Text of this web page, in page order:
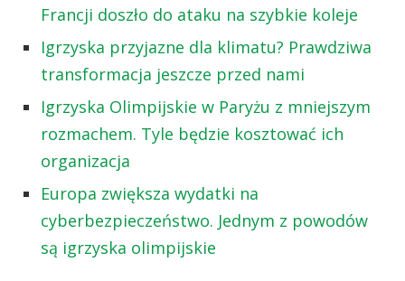
Francji doszło do ataku na szybkie koleje
Igrzyska przyjazne dla klimatu? Prawdziwa
transformacja jeszcze przed nami
Igrzyska Olimpijskie w Paryżu z mniejszym
rozmachem. Tyle będzie kosztować ich
organizacja
Europa zwiększa wydatki na
cyberbezpieczeństwo. Jednym z powodów
są igrzyska olimpijskie